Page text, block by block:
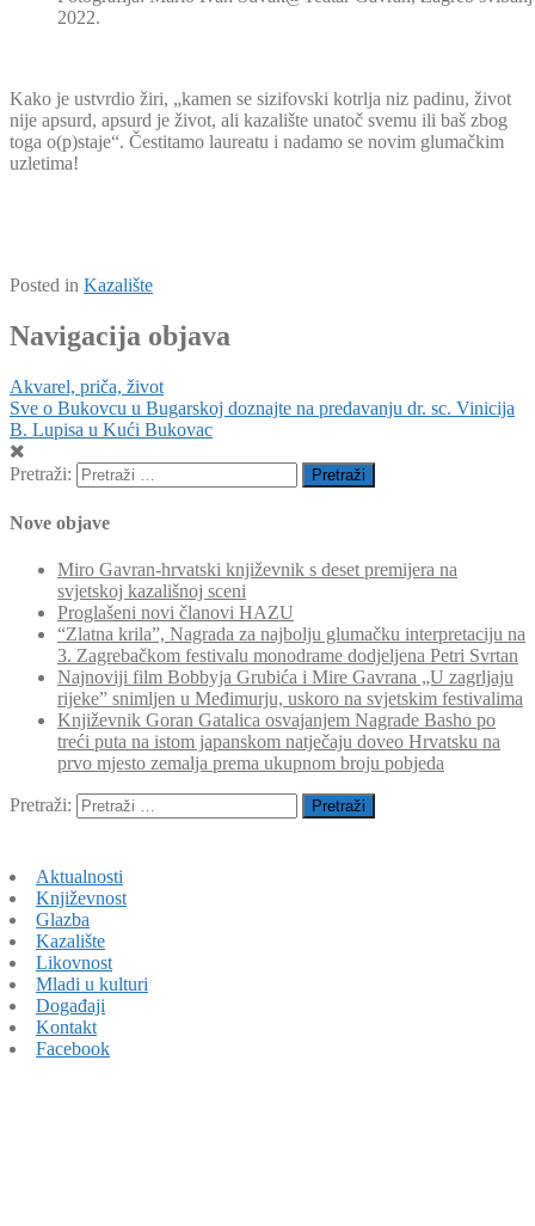
2022.
Kako je ustvrdio žiri, „kamen se sizifovski kotrlja niz padinu, život
nije apsurd, apsurd je život, ali kazalište unatoč svemu ili baš zbog
toga o(p)staje“. Čestitamo laureatu i nadamo se novim glumačkim
uzletima!
Posted in Kazalište
Navigacija objava
Akvarel, priča, život
Sve o Bukovcu u Bugarskoj doznajte na predavanju dr. sc. Vinicija
B. Lupisa u Kući Bukovac
Pretraži:
Nove objave
Miro Gavran-hrvatski književnik s deset premijera na
svjetskoj kazališnoj sceni
Proglašeni novi članovi HAZU
“Zlatna krila”, Nagrada za najbolju glumačku interpretaciju na
3. Zagrebačkom festivalu monodrame dodjeljena Petri Svrtan
Najnoviji film Bobbyja Grubića i Mire Gavrana „U zagrljaju
rijeke” snimljen u Međimurju, uskoro na svjetskim festivalima
Književnik Goran Gatalica osvajanjem Nagrade Basho po
treći puta na istom japanskom natječaju doveo Hrvatsku na
prvo mjesto zemalja prema ukupnom broju pobjeda
Pretraži:
Aktualnosti
Književnost
Glazba
Kazalište
Likovnost
Mladi u kulturi
Događaji
Kontakt
Facebook